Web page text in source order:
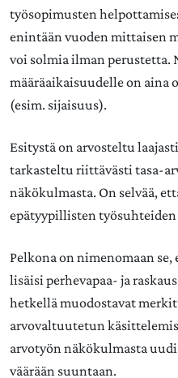
työsopimusten
enintään vuoden mittaisen
voi solmia ilman perustetta.
määräaikaisuudelle on aina
(esim. sijaisuus).
Esitystä on arvosteltu
tarkasteltu riittävästi tasa-
näkökulmasta. On selvää,
epätyypillisten työsuhteiden
Pelkona on nimenomaan
lisäisi perhevapaa- ja
hetkellä muodostavat
arvovaltuutetun
arvotyön näkökulmasta
väärään suuntaan.